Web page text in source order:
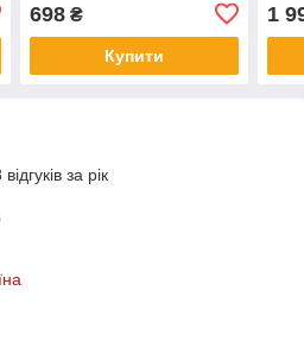
698₴
Купити
1
за рік